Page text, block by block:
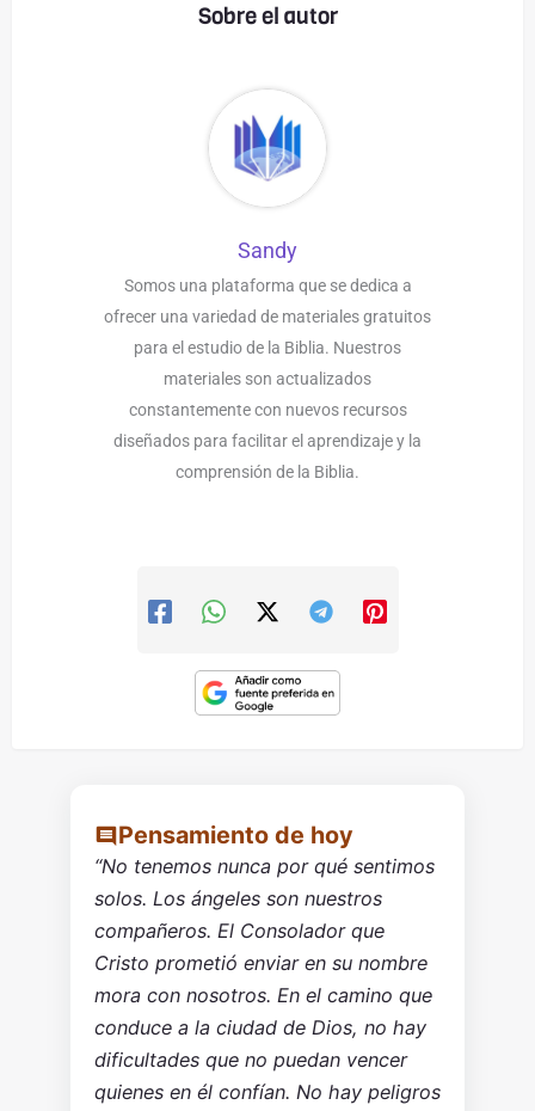
Sobre el autor
Sandy
Somos una plataforma que se dedica a
ofrecer una variedad de materiales gratuitos
para el estudio de la Biblia. Nuestros
materiales son actualizados
constantemente con nuevos recursos
diseñados para facilitar el aprendizaje y la
comprensión de la Biblia.
Pensamiento de hoy
“No tenemos nunca por qué sentimos
solos. Los ángeles son nuestros
compañeros. El Consolador que
Cristo prometió enviar en su nombre
mora con nosotros. En el camino que
conduce a la ciudad de Dios, no hay
dificultades que no puedan vencer
quienes en él confían. No hay peligros